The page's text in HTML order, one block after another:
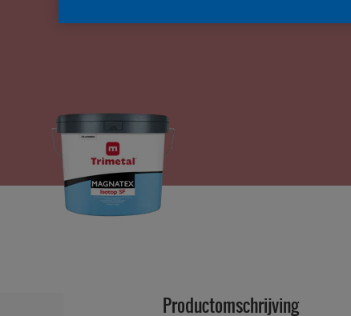
Productomschrijving